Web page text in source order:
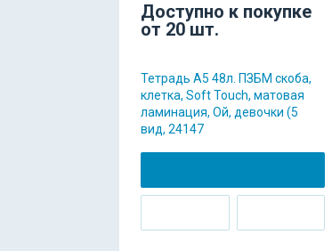
Доступно к покупке
от 20 шт.
Тетрадь А5 48л. ПЗБМ скоба,
клетка, Soft Touch, матовая
ламинация, Ой, девочки (5
вид, 24147